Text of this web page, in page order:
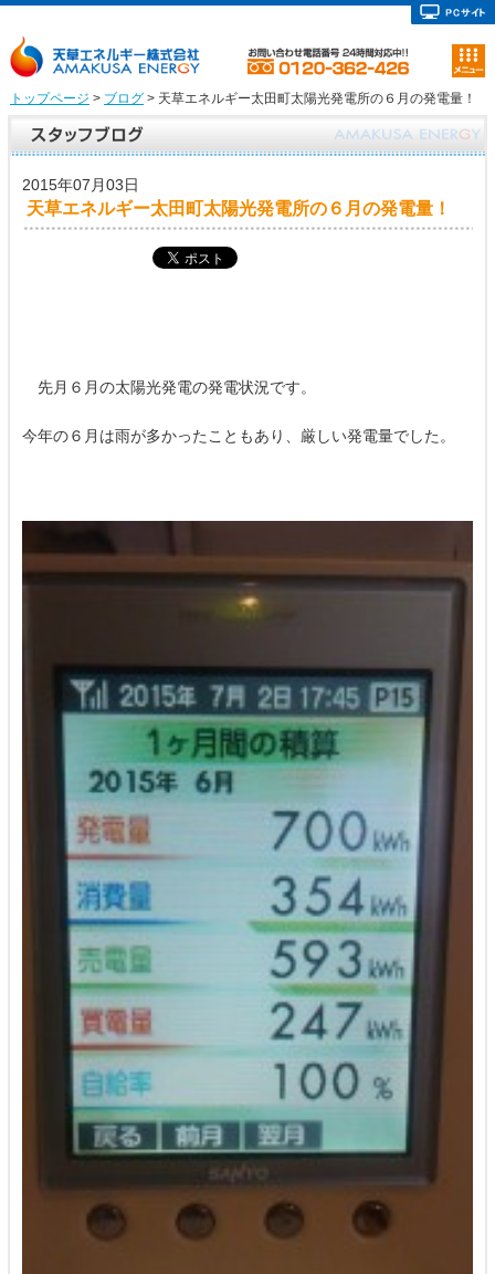
トップページ > ブログ> 天草エネルギー太田町太陽光発電所の６月の発電量！
2015年07月03日
天草エネルギー太田町太陽光発電所の６月の発電量！
先月６月の太陽光発電の発電状況です。
今年の６月は雨が多かったこともあり、厳しい発電量でした。